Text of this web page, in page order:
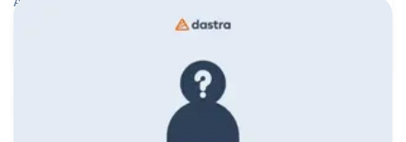
nouvelles règles d’accès, de portabilité et de partage
12 septembre 2025